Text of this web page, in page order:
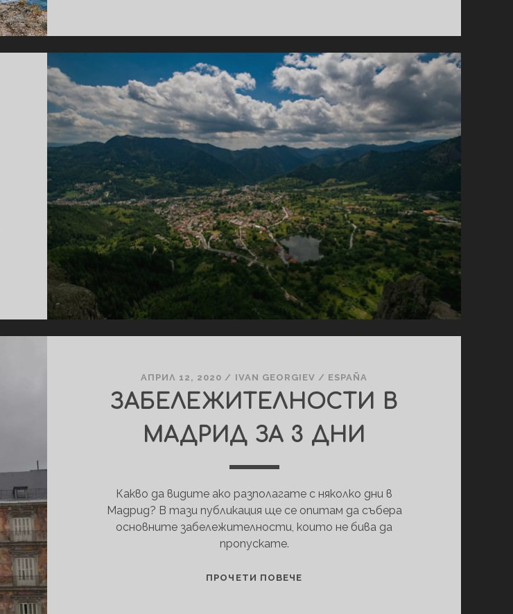
АПРИЛ 12, 2020 / IVAN GEORGIEV / ESPAÑA
ЗАБЕЛЕЖИТЕЛНОСТИ В
МАДРИД ЗА 3 ДНИ
Какво да видите ако разполагате с няколко дни в
Мадрид? В тази публикация ще се опитам да събера
основните забележителности, които не бива да
пропускате.
ПРОЧЕТИ ПОВЕЧЕЗАБЕЛЕЖИТЕЛНОСТИ